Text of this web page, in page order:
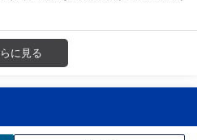
に見る